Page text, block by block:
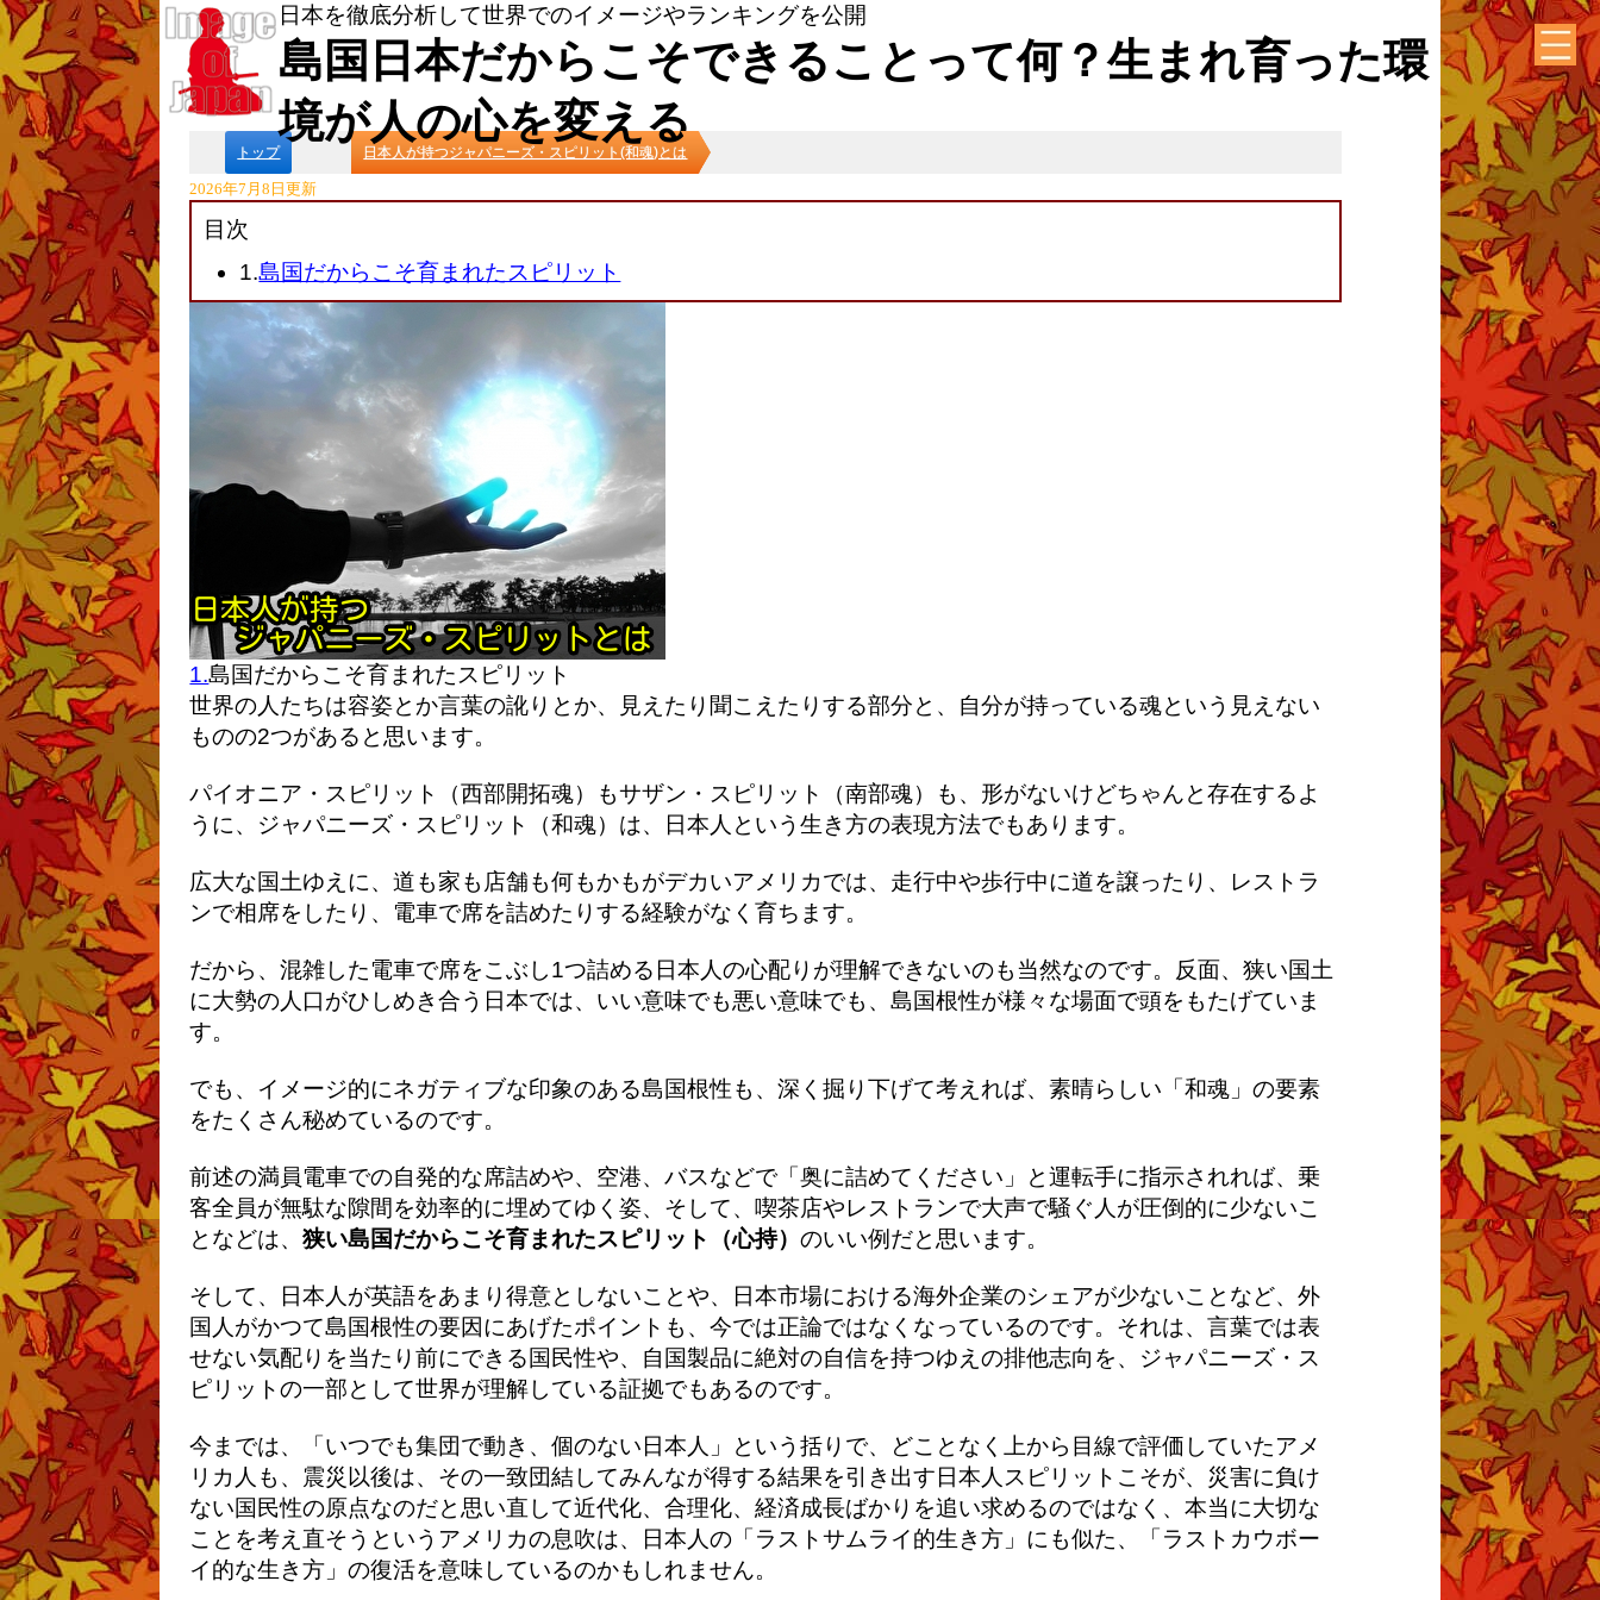
日本を徹底分析して世界でのイメージやランキングを公開
島国日本だからこそできることって何？生まれ育った環
境が人の心を変える
トップ 日本人が持つジャパニーズ・スピリット(和魂)とは
2026年7月8日更新
目次
1.島国だからこそ育まれたスピリット
1.島国だからこそ育まれたスピリット
世界の人たちは容姿とか言葉の訛りとか、見えたり聞こえたりする部分と、自分が持っている魂という見えない
ものの2つがあると思います。
パイオニア・スピリット（西部開拓魂）もサザン・スピリット（南部魂）も、形がないけどちゃんと存在するよ
うに、ジャパニーズ・スピリット（和魂）は、日本人という生き方の表現方法でもあります。
広大な国土ゆえに、道も家も店舗も何もかもがデカいアメリカでは、走行中や歩行中に道を譲ったり、レストラ
ンで相席をしたり、電車で席を詰めたりする経験がなく育ちます。
だから、混雑した電車で席をこぶし1つ詰める日本人の心配りが理解できないのも当然なのです。反面、狭い国土
に大勢の人口がひしめき合う日本では、いい意味でも悪い意味でも、島国根性が様々な場面で頭をもたげていま
す。
でも、イメージ的にネガティブな印象のある島国根性も、深く掘り下げて考えれば、素晴らしい「和魂」の要素
をたくさん秘めているのです。
前述の満員電車での自発的な席詰めや、空港、バスなどで「奥に詰めてください」と運転手に指示されれば、乗
客全員が無駄な隙間を効率的に埋めてゆく姿、そして、喫茶店やレストランで大声で騒ぐ人が圧倒的に少ないこ
となどは、狭い島国だからこそ育まれたスピリット（心持）のいい例だと思います。
そして、日本人が英語をあまり得意としないことや、日本市場における海外企業のシェアが少ないことなど、外
国人がかつて島国根性の要因にあげたポイントも、今では正論ではなくなっているのです。それは、言葉では表
せない気配りを当たり前にできる国民性や、自国製品に絶対の自信を持つゆえの排他志向を、ジャパニーズ・ス
ピリットの一部として世界が理解している証拠でもあるのです。
今までは、「いつでも集団で動き、個のない日本人」という括りで、どことなく上から目線で評価していたアメ
リカ人も、震災以後は、その一致団結してみんなが得する結果を引き出す日本人スピリットこそが、災害に負け
ない国民性の原点なのだと思い直して近代化、合理化、経済成長ばかりを追い求めるのではなく、本当に大切な
ことを考え直そうというアメリカの息吹は、日本人の「ラストサムライ的生き方」にも似た、「ラストカウボー
イ的な生き方」の復活を意味しているのかもしれません。